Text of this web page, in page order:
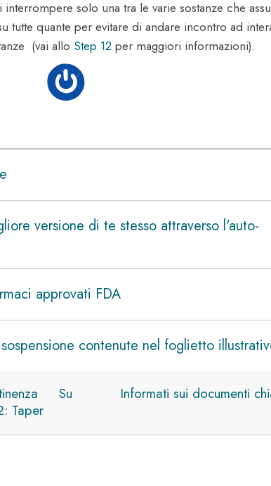
solo una tra le varie sostanze che
tutte quante per evitare di andare incontro ad
(vai allo Step 12 per maggiori informazioni).
versione di te stesso attraverso l'auto-
approvati FDA
contenute nel foglietto
Taper
Su Informati sui documenti